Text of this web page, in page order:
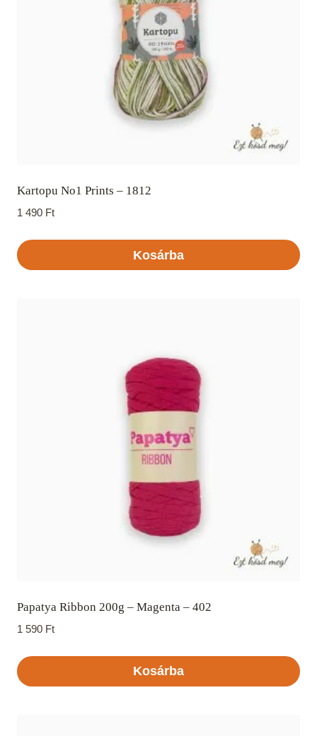
Kartopu No1 Prints – 1812
1 490 Ft
Kosárba
Papatya Ribbon 200g – Magenta – 402
1 590 Ft
Kosárba